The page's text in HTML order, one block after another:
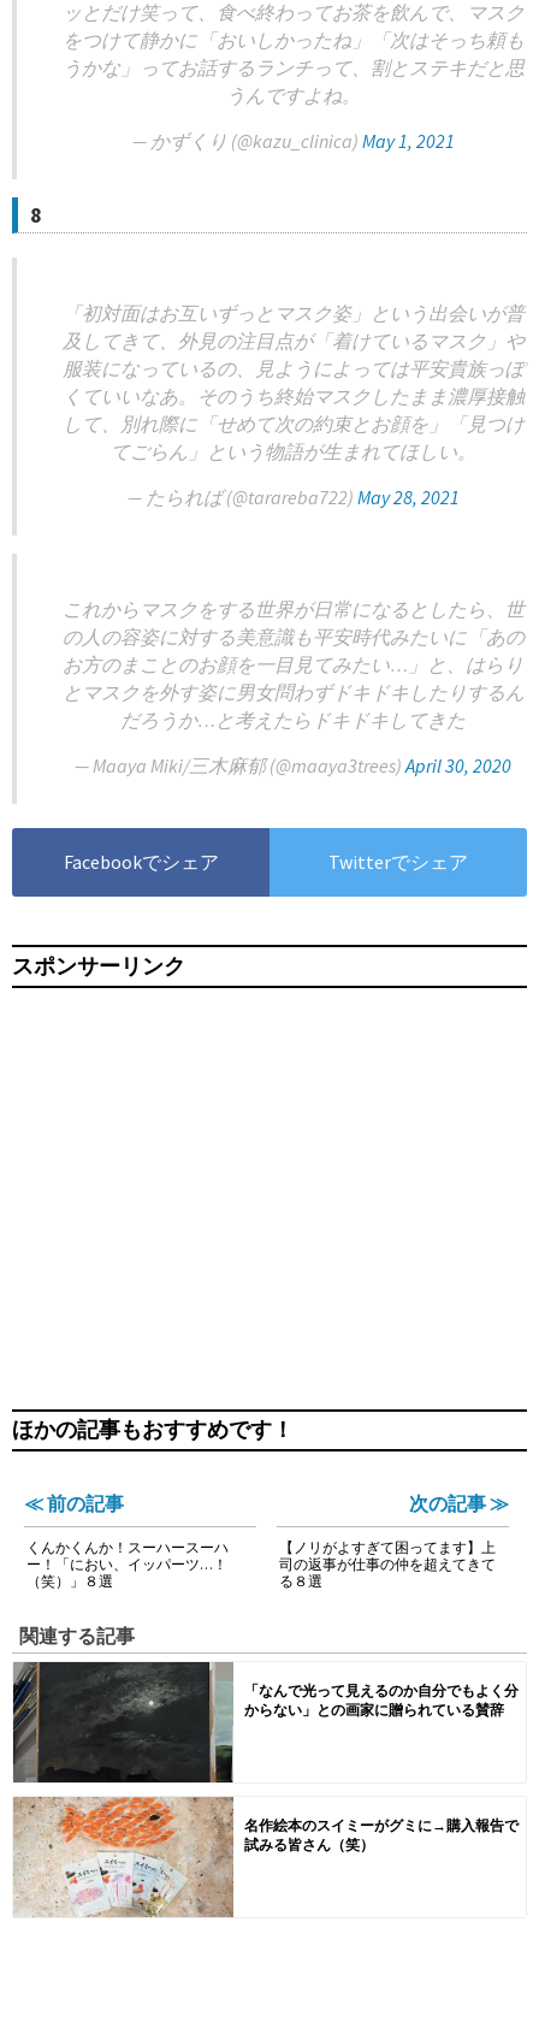
ッとだけ笑って、食べ終わってお茶を飲んで、マスク
をつけて静かに「おいしかったね」「次はそっち頼も
うかな」ってお話するランチって、割とステキだと思
うんですよね。
— かずくり (@kazu_clinica) May 1, 2021
8
「初対面はお互いずっとマスク姿」という出会いが普
及してきて、外見の注目点が「着けているマスク」や
服装になっているの、見ようによっては平安貴族っぽ
くていいなあ。そのうち終始マスクしたまま濃厚接触
して、別れ際に「せめて次の約束とお顔を」「見つけ
てごらん」という物語が生まれてほしい。
— たられば (@tarareba722) May 28, 2021
これからマスクをする世界が日常になるとしたら、世
の人の容姿に対する美意識も平安時代みたいに「あの
お方のまことのお顔を一目見てみたい…」と、はらり
とマスクを外す姿に男女問わずドキドキしたりするん
だろうか…と考えたらドキドキしてきた
— Maaya Miki/三木麻郁 (@maaya3trees)April 30, 2020
Facebookでシェア Twitterでシェア
スポンサーリンク
ほかの記事もおすすめです！
≪ 前の記事
くんかくんか！スーハースーハ
ー！「におい、イッパーツ…！
（笑）」８選
次の記事 ≫
【ノリがよすぎて困ってます】上
司の返事が仕事の仲を超えてきて
る８選
関連する記事
「なんで光って見えるのか自分でもよく分
からない」との画家に贈られている賛辞
名作絵本のスイミーがグミに→購入報告で
試みる皆さん（笑）